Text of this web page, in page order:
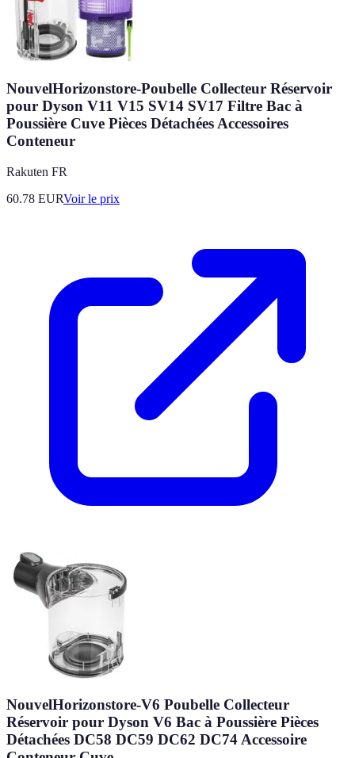
NouvelHorizonstore-Poubelle Collecteur Réservoir
pour Dyson V11 V15 SV14 SV17 Filtre Bac à
Poussière Cuve Pièces Détachées Accessoires
Conteneur
Rakuten FR
60.78 EURVoir le prix
NouvelHorizonstore-V6 Poubelle Collecteur
Réservoir pour Dyson V6 Bac à Poussière Pièces
Détachées DC58 DC59 DC62 DC74 Accessoire